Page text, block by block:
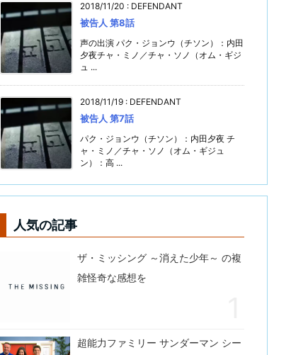
2018/11/20 : DEFENDANT
被告人 第8話
声の出演 パク・ジョンウ（チソン）：内田
夕夜チャ・ミノ／チャ・ソノ（オム・ギジ
ュ ...
2018/11/19 : DEFENDANT
被告人 第7話
パク・ジョンウ（チソン）：内田夕夜 チ
ャ・ミノ／チャ・ソノ（オム・ギジュ
ン）：高 ...
人気の記事
ザ・ミッシング ～消えた少年～ の複
雑怪奇な感想を
超能力ファミリー サンダーマン シー